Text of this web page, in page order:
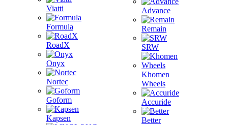
Viatti
Formula
RoadX
Onyx
Nortec
Goform
Kapsen
Advance
Remain
SRW
Khomen
Wheels
Accuride
Better